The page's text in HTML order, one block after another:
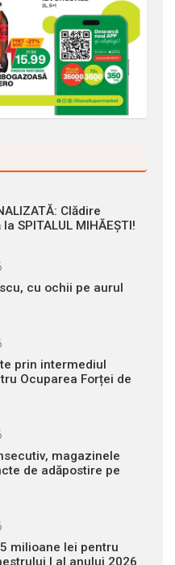
Clădire
SPITALUL MIHĂEȘTI!
cu ochii pe aurul
prin intermediul
Ocuparea Forței de
magazinele
de adăpostire pe
milioane lei pentru
I al anului 2026